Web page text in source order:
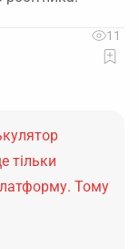
11
тільки
Тому